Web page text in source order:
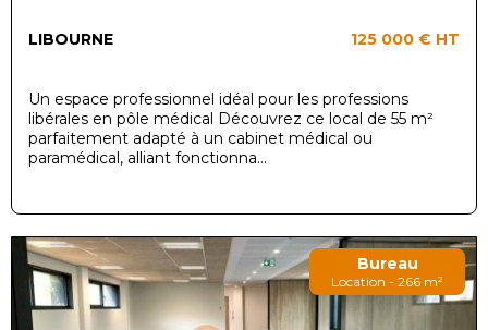
LIBOURNE 125 000 € HT
Un espace professionnel idéal pour les professions
libérales en pôle médical Découvrez ce local de 55 m²
parfaitement adapté à un cabinet médical ou
paramédical, alliant fonctionna...
Bureau
Location - 266 m²